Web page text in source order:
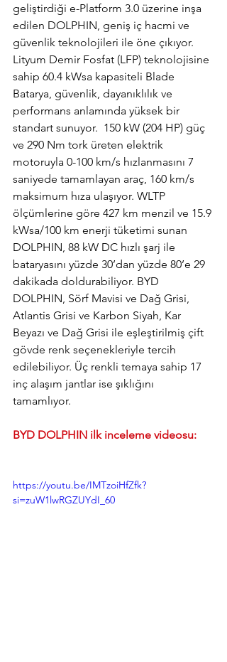
geliştirdiği e-Platform 3.0 üzerine inşa
edilen DOLPHIN, geniş iç hacmi ve
güvenlik teknolojileri ile öne çıkıyor.
Lityum Demir Fosfat (LFP) teknolojisine
sahip 60.4 kWsa kapasiteli Blade
Batarya, güvenlik, dayanıklılık ve
performans anlamında yüksek bir
standart sunuyor.  150 kW (204 HP) güç
ve 290 Nm tork üreten elektrik
motoruyla 0-100 km/s hızlanmasını 7
saniyede tamamlayan araç, 160 km/s
maksimum hıza ulaşıyor. WLTP
ölçümlerine göre 427 km menzil ve 15.9
kWsa/100 km enerji tüketimi sunan
DOLPHIN, 88 kW DC hızlı şarj ile
bataryasını yüzde 30’dan yüzde 80’e 29
dakikada doldurabiliyor. BYD
DOLPHIN, Sörf Mavisi ve Dağ Grisi,
Atlantis Grisi ve Karbon Siyah, Kar
Beyazı ve Dağ Grisi ile eşleştirilmiş çift
gövde renk seçenekleriyle tercih
edilebiliyor. Üç renkli temaya sahip 17
inç alaşım jantlar ise şıklığını
tamamlıyor.
BYD DOLPHIN ilk inceleme videosu:
https://youtu.be/IMTzoiHfZfk?
si=zuW1lwRGZUYdI_60